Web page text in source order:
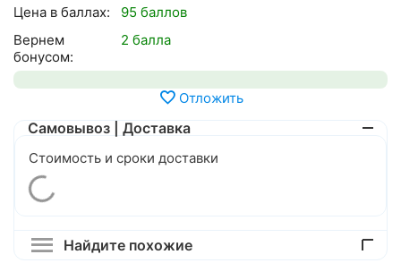
Цена в баллах:
95 баллов
Вернем
бонусом:
2 балла
Отложить
Самовывоз | Доставка
Стоимость и сроки доставки
Найдите похожие